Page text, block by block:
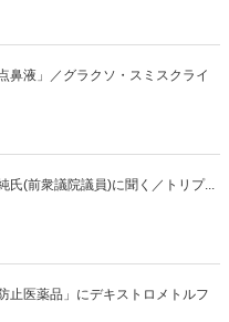
鼻液」／グラクソ・スミスクライ
氏(前衆議院議員)に聞く／トリプ...
止医薬品」にデキストロメトルフ